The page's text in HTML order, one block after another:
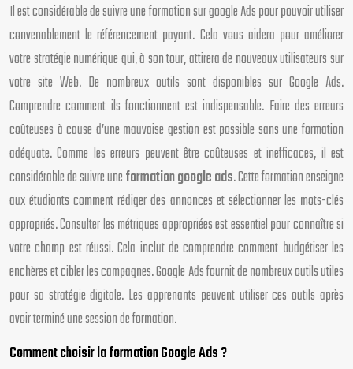
Il est considérable de suivre une formation sur google Ads pour pouvoir utiliser
convenablement le référencement payant. Cela vous aidera pour améliorer
votre stratégie numérique qui, à son tour, attirera de nouveaux utilisateurs sur
votre site Web. De nombreux outils sont disponibles sur Google Ads.
Comprendre comment ils fonctionnent est indispensable. Faire des erreurs
coûteuses à cause d’une mauvaise gestion est possible sans une formation
adéquate. Comme les erreurs peuvent être coûteuses et inefficaces, il est
considérable de suivre uneformation google ads. Cette formation enseigne
aux étudiants comment rédiger des annonces et sélectionner les mots-clés
appropriés. Consulter les métriques appropriées est essentiel pour connaître si
votre champ est réussi. Cela inclut de comprendre comment budgétiser les
enchères et cibler les campagnes. Google Ads fournit de nombreux outils utiles
pour sa stratégie digitale. Les apprenants peuvent utiliser ces outils après
avoir terminé une session de formation.
Comment choisir la formation Google Ads ?